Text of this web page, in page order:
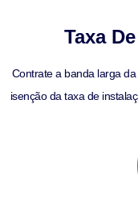
Taxa
Contrate a banda larga
isenção da taxa de